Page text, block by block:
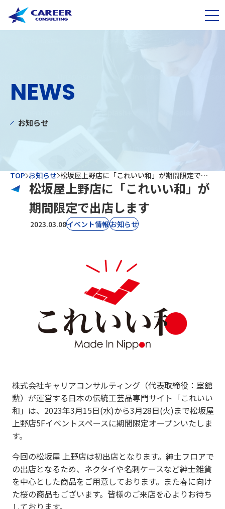
NEWS
お知らせ
TOP お知らせ 松坂屋上野店に「これいい和」が期間限定で出店します
松坂屋上野店に「これいい和」が
期間限定で出店します
2023.03.08イベント情報お知らせ
株式会社キャリアコンサルティング（代表取締役：室舘
勲）が運営する日本の伝統工芸品専門サイト「これいい
和」は、2023年3月15日(水)から3月28日(火)まで松坂屋
上野店5Fイベントスペースに期間限定オープンいたしま
す。
今回の松坂屋 上野店は初出店となります。紳士フロアで
の出店となるため、ネクタイや名刺ケースなど紳士雑貨
を中心とした商品をご用意しております。また春に向け
た桜の商品もございます。皆様のご来店を心よりお待ち
しております。